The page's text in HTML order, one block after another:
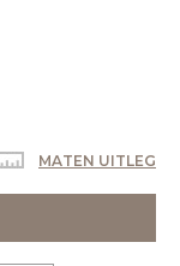
MATEN UITLEG